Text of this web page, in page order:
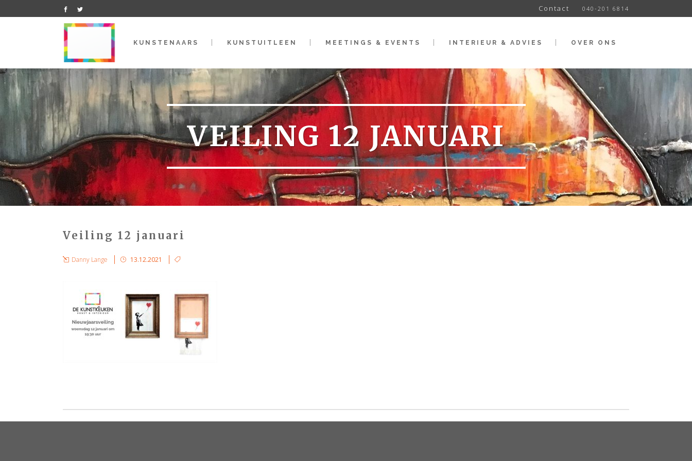
Contact 040-201 6814
KUNSTENAARS KUNSTUITLEEN MEETINGS & EVENTS INTERIEUR & ADVIES OVER ONS
VEILING 12 JANUARI
Veiling 12 januari
Danny Lange 13.12.2021